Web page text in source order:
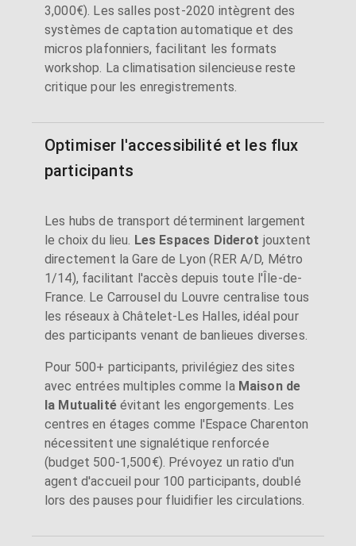
3,000€). Les salles post-2020 intègrent des
systèmes de captation automatique et des
micros plafonniers, facilitant les formats
workshop. La climatisation silencieuse reste
critique pour les enregistrements.
Optimiser l'accessibilité et les flux
participants
Les hubs de transport déterminent largement
le choix du lieu. Les Espaces Diderot jouxtent
directement la Gare de Lyon (RER A/D, Métro
1/14), facilitant l'accès depuis toute l'Île-de-
France. Le Carrousel du Louvre centralise tous
les réseaux à Châtelet-Les Halles, idéal pour
des participants venant de banlieues diverses.
Pour 500+ participants, privilégiez des sites
avec entrées multiples comme la Maison de
la Mutualitéévitant les engorgements. Les
centres en étages comme l'Espace Charenton
nécessitent une signalétique renforcée
(budget 500-1,500€). Prévoyez un ratio d'un
agent d'accueil pour 100 participants, doublé
lors des pauses pour fluidifier les circulations.